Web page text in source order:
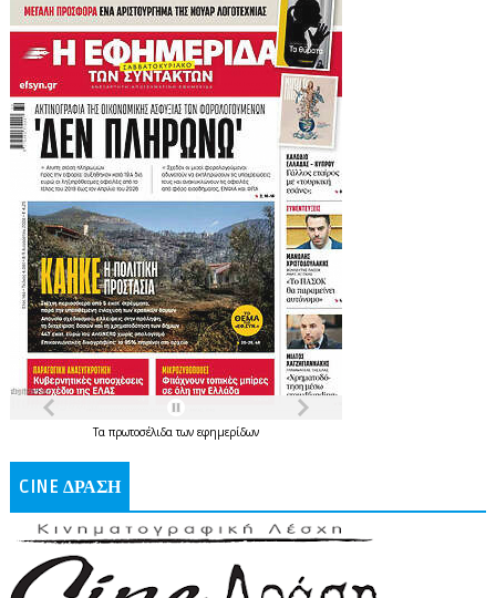
Τα πρωτοσέλιδατων εφημερίδων
CINE ΔΡΑΣΗ